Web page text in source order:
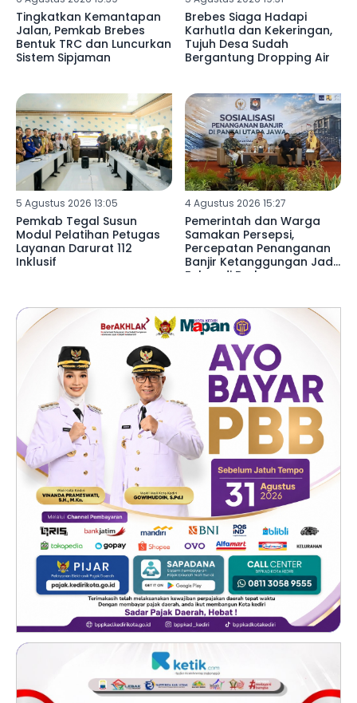
Tingkatkan Kemantapan
Jalan, Pemkab Brebes
Bentuk TRC dan Luncurkan
Sistem Sipjaman
Brebes Siaga Hadapi
Karhutla dan Kekeringan,
Tujuh Desa Sudah
Bergantung Dropping Air
5 Agustus 2026 13:05
Pemkab Tegal Susun
Modul Pelatihan Petugas
Layanan Darurat 112
Inklusif
4 Agustus 2026 15:27
Pemerintah dan Warga
Samakan Persepsi,
Percepatan Penanganan
Banjir Ketanggungan Jadi
Fokus di Brebes